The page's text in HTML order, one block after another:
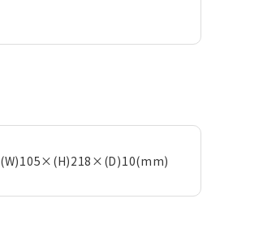
(W)105×(H)218×(D)10(mm)